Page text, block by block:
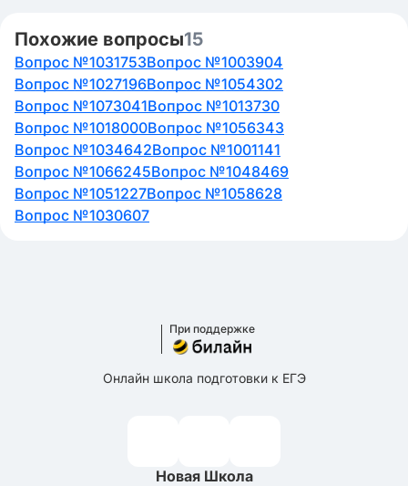
Похожие вопросы15
Вопрос №1031753Вопрос №1003904
Вопрос №1027196Вопрос №1054302
Вопрос №1073041Вопрос №1013730
Вопрос №1018000Вопрос №1056343
Вопрос №1034642Вопрос №1001141
Вопрос №1066245Вопрос №1048469
Вопрос №1051227Вопрос №1058628
Вопрос №1030607
При поддержке
Онлайн школа подготовки к ЕГЭ
Новая Школа